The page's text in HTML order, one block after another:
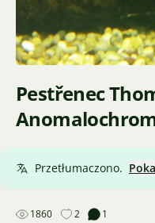
Pestřenec
Przetłumaczono.
1860 2 1